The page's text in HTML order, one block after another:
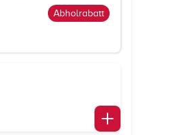
Abholrabatt